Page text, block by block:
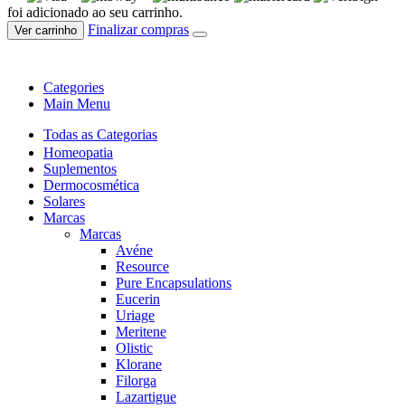
foi adicionado ao seu carrinho.
Ver carrinho Finalizar compras
Categories
Main Menu
Todas as Categorias
Homeopatia
Suplementos
Dermocosmética
Solares
Marcas
Marcas
Avéne
Resource
Pure Encapsulations
Eucerin
Uriage
Meritene
Olistic
Klorane
Filorga
Lazartigue